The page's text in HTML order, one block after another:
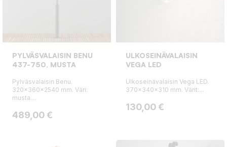
PYLVÄSVALAISIN BENU
437-750, MUSTA
Pylväsvalaisin Benu.
320x360x2540 mm. Väri:
musta....
Hinta
489,00 €
ULKOSEINÄVALAISIN
VEGA LED
Ulkoseinävalaisin Vega LED.
370x340x310 mm. Värit:...
Hinta
130,00 €